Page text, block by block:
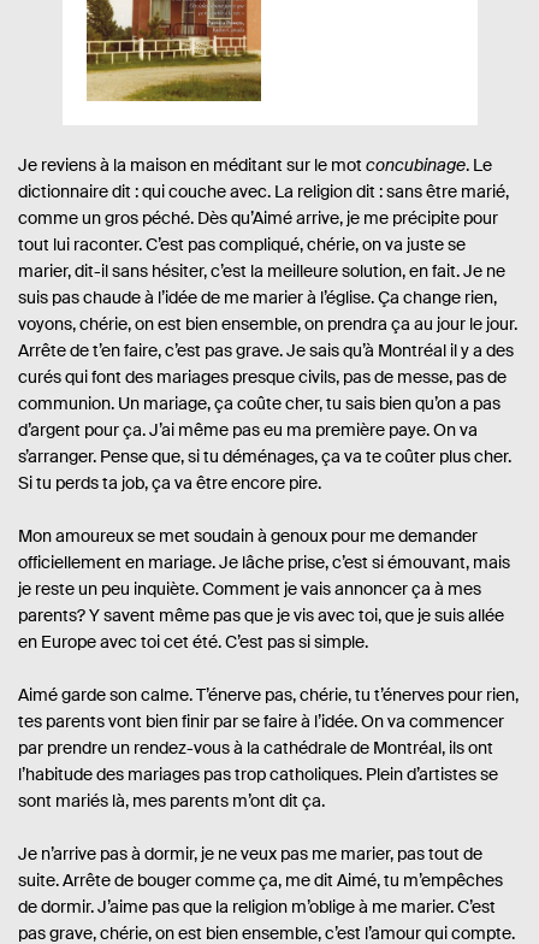
v
r
e
:
i
é
a
g
e
s
Je reviens à la maison en méditant sur le mot concubinage. Le
dictionnaire dit : qui couche avec. La religion dit : sans être marié,
comme un gros péché. Dès qu’Aimé arrive, je me précipite pour
tout lui raconter. C’est pas compliqué, chérie, on va juste se
marier, dit-il sans hésiter, c’est la meilleure solution, en fait. Je ne
suis pas chaude à l’idée de me marier à l’église. Ça change rien,
voyons, chérie, on est bien ensemble, on prendra ça au jour le jour.
Arrête de t’en faire, c’est pas grave. Je sais qu’à Montréal il y a des
curés qui font des mariages presque civils, pas de messe, pas de
communion. Un mariage, ça coûte cher, tu sais bien qu’on a pas
d’argent pour ça. J’ai même pas eu ma première paye. On va
s’arranger. Pense que, si tu déménages, ça va te coûter plus cher.
Si tu perds ta job, ça va être encore pire.
Mon amoureux se met soudain à genoux pour me demander
officiellement en mariage. Je lâche prise, c’est si émouvant, mais
je reste un peu inquiète. Comment je vais annoncer ça à mes
parents? Y savent même pas que je vis avec toi, que je suis allée
en Europe avec toi cet été. C’est pas si simple.
Aimé garde son calme. T’énerve pas, chérie, tu t’énerves pour rien,
tes parents vont bien finir par se faire à l’idée. On va commencer
par prendre un rendez-vous à la cathédrale de Montréal, ils ont
l’habitude des mariages pas trop catholiques. Plein d’artistes se
sont mariés là, mes parents m’ont dit ça.
Je n’arrive pas à dormir, je ne veux pas me marier, pas tout de
suite. Arrête de bouger comme ça, me dit Aimé, tu m’empêches
de dormir. J’aime pas que la religion m’oblige à me marier. C’est
pas grave, chérie, on est bien ensemble, c’est l’amour qui compte.